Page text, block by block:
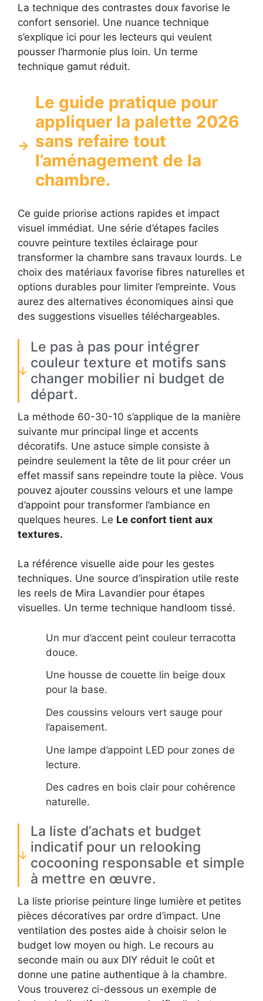
La technique des contrastes doux favorise le
confort sensoriel. Une nuance technique
s’explique ici pour les lecteurs qui veulent
pousser l’harmonie plus loin. Un terme
technique gamut réduit.
Le guide pratique pour
appliquer la palette 2026
sans refaire tout
l’aménagement de la
chambre.
Ce guide priorise actions rapides et impact
visuel immédiat. Une série d’étapes faciles
couvre peinture textiles éclairage pour
transformer la chambre sans travaux lourds. Le
choix des matériaux favorise fibres naturelles et
options durables pour limiter l’empreinte. Vous
aurez des alternatives économiques ainsi que
des suggestions visuelles téléchargeables.
Le pas à pas pour intégrer
couleur texture et motifs sans
changer mobilier ni budget de
départ.
La méthode 60-30-10 s’applique de la manière
suivante mur principal linge et accents
décoratifs. Une astuce simple consiste à
peindre seulement la tête de lit pour créer un
effet massif sans repeindre toute la pièce. Vous
pouvez ajouter coussins velours et une lampe
d’appoint pour transformer l’ambiance en
quelques heures. Le Le confort tient aux
textures.
La référence visuelle aide pour les gestes
techniques. Une source d’inspiration utile reste
les reels de Mira Lavandier pour étapes
visuelles. Un terme technique handloom tissé.
Un mur d’accent peint couleur terracotta
douce.
Une housse de couette lin beige doux
pour la base.
Des coussins velours vert sauge pour
l’apaisement.
Une lampe d’appoint LED pour zones de
lecture.
Des cadres en bois clair pour cohérence
naturelle.
La liste d’achats et budget
indicatif pour un relooking
cocooning responsable et simple
à mettre en œuvre.
La liste priorise peinture linge lumière et petites
pièces décoratives par ordre d’impact. Une
ventilation des postes aide à choisir selon le
budget low moyen ou high. Le recours au
seconde main ou aux DIY réduit le coût et
donne une patine authentique à la chambre.
Vous trouverez ci-dessous un exemple de